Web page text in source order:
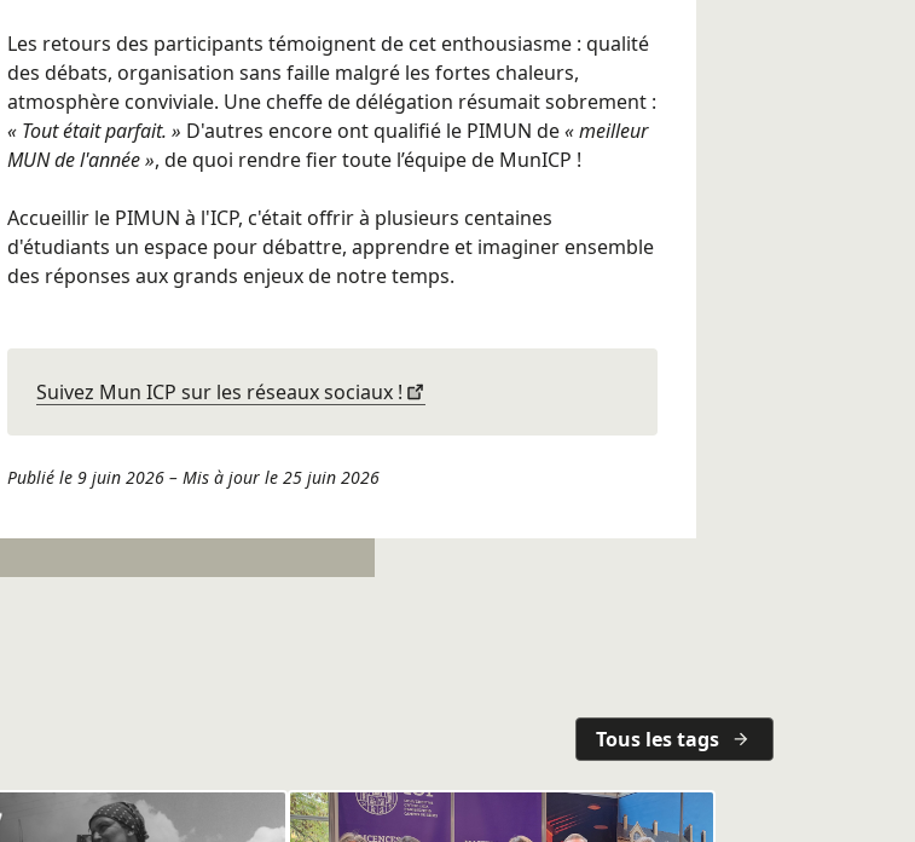
Les retours des participants témoignent de cet enthousiasme : qualité
des débats, organisation sans faille malgré les fortes chaleurs,
atmosphère conviviale. Une cheffe de délégation résumait sobrement :
« Tout était parfait. » D'autres encore ont qualifié le PIMUN de« meilleur
MUN de l'année », de quoi rendre fier toute l’équipe de MunICP !
Accueillir le PIMUN à l'ICP, c'était offrir à plusieurs centaines
d'étudiants un espace pour débattre, apprendre et imaginer ensemble
des réponses aux grands enjeux de notre temps.
Suivez Mun ICP sur les réseaux sociaux !
Publié le 9 juin 2026 – Mis à jour le 25 juin 2026
Tous les tags